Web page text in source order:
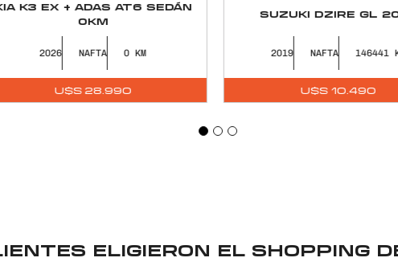
SUZUKI DZIRE GL 2019
2019 NAFTA 146441
U$S10.490
CHEVROLET ONIX
2019 NAFTA 89675
U$S9.900
ELIGIERON EL SHOPPING